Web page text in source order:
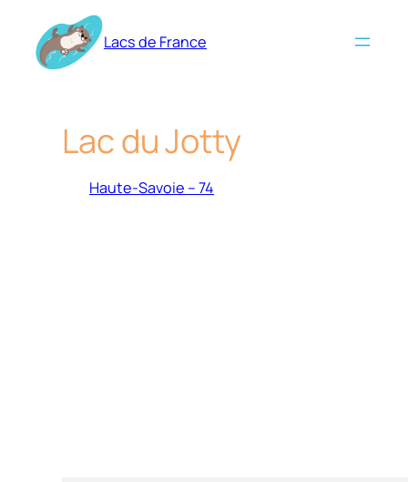
contenu
Lacs de France
Lac du Jotty
Haute-Savoie – 74